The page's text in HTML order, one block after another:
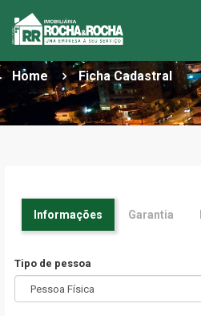
QUERO ALUGAR
Home Ficha Cadastral
Informações Garantia
Tipo de pessoa